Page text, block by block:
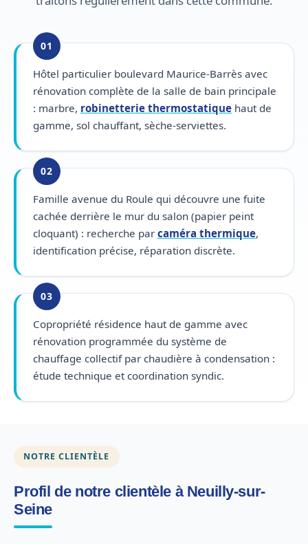
01
Hôtel particulier boulevard Maurice-Barrès avec
rénovation complète de la salle de bain principale
: marbre, robinetterie thermostatique haut de
gamme, sol chauffant, sèche-serviettes.
02
Famille avenue du Roule qui découvre une fuite
cachée derrière le mur du salon (papier peint
cloquant) : recherche par caméra thermique,
identification précise, réparation discrète.
03
Copropriété résidence haut de gamme avec
rénovation programmée du système de
chauffage collectif par chaudière à condensation :
étude technique et coordination syndic.
NOTRE CLIENTÈLE
Profil de notre clientèle à Neuilly-sur-
Seine